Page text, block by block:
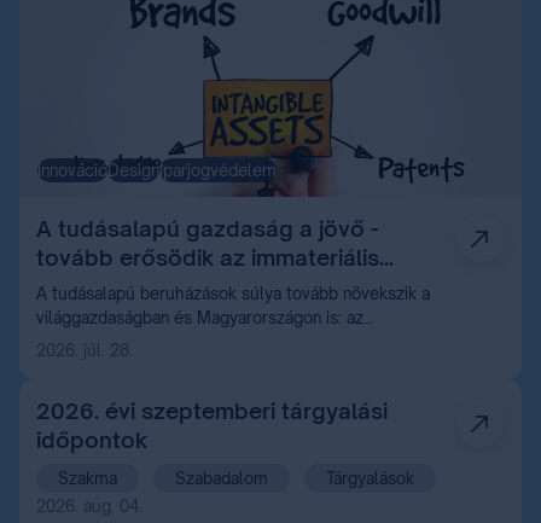
InnovációDesignIparjogvédelem
A tudásalapú gazdaság a jövő -
tovább erősödik az immateriális
vagyon szerepe
A tudásalapú beruházások súlya tovább növekszik a
világgazdaságban és Magyarországon is: az
értékteremtés egyre inkább az immateriális
javakhoz, különösen a szellemi tulajdonhoz kötődik.
2026. júl. 28.
2026. évi szeptemberi tárgyalási
időpontok
Szakma Szabadalom
Tárgyalások
2026. aug. 04.